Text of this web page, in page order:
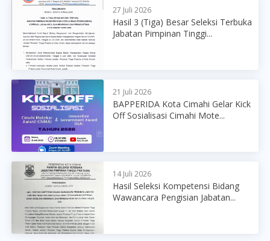
27 Juli 2026
Hasil 3 (Tiga) Besar Seleksi Terbuka
Jabatan Pimpinan Tinggi...
21 Juli 2026
BAPPERIDA Kota Cimahi Gelar Kick
Off Sosialisasi Cimahi Mote...
14 Juli 2026
Hasil Seleksi Kompetensi Bidang
Wawancara Pengisian Jabatan...